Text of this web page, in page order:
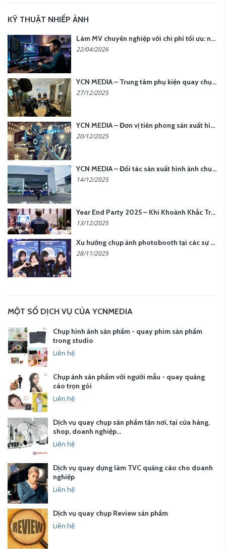
KỸ THUẬT NHIẾP ẢNH
Làm MV chuyên nghiệp với chi phí tối ưu: nên chọn quay thực tế hay video AI?
22/04/2026
YCN MEDIA – Trung tâm phụ kiện quay chụp tại Hà Nội
27/12/2025
YCN MEDIA – Đơn vị tiên phong sản xuất hình ảnh & âm thanh bằng AI tại Hà Nội
20/12/2025
YCN MEDIA – Đối tác sản xuất hình ảnh chuyên nghiệp cho doanh nghiệp tại Hà Nội
14/12/2025
Year End Party 2025 – Khi Khoảnh Khắc Trở Thành Dấu Ấn | Gói Ưu Đãi Tháng 12 Từ YCN Media
13/12/2025
Xu hướng chụp ảnh photobooth tại các sự kiện hiện nay
28/11/2025
MỘT SỐ DỊCH VỤ CỦA YCNMEDIA
Chụp hình ảnh sản phẩm - quay phim sản phẩm
trong studio
Liên hệ
Chụp ảnh sản phẩm với người mẫu - quay quảng
cáo trọn gói
Liên hệ
Dịch vụ quay chụp sản phẩm tận nơi, tại cửa hàng,
shop, doanh nghiệp…
Liên hệ
Dịch vụ quay dựng làm TVC quảng cáo cho doanh
nghiệp
Liên hệ
Dịch vụ quay chụp Review sản phẩm
Liên hệ